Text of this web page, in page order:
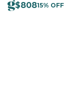
$80815% OFF